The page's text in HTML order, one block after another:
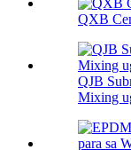
QXB
QJB
Mixing